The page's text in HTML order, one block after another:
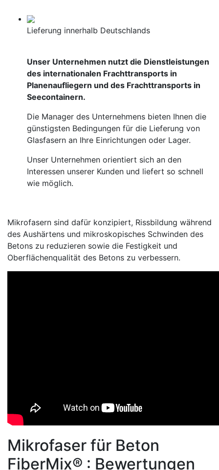
Lieferung innerhalb Deutschlands
Unser Unternehmen nutzt die Dienstleistungen
des internationalen Frachttransports in
Planenaufliegern und des Frachttransports in
Seecontainern.
Die Manager des Unternehmens bieten Ihnen die
günstigsten Bedingungen für die Lieferung von
Glasfasern an Ihre Einrichtungen oder Lager.
Unser Unternehmen orientiert sich an den
Interessen unserer Kunden und liefert so schnell
wie möglich.
Mikrofasern sind dafür konzipiert, Rissbildung während
des Aushärtens und mikroskopisches Schwinden des
Betons zu reduzieren sowie die Festigkeit und
Oberflächenqualität des Betons zu verbessern.
Mikrofaser für Beton
FiberMix® : Bewertungen